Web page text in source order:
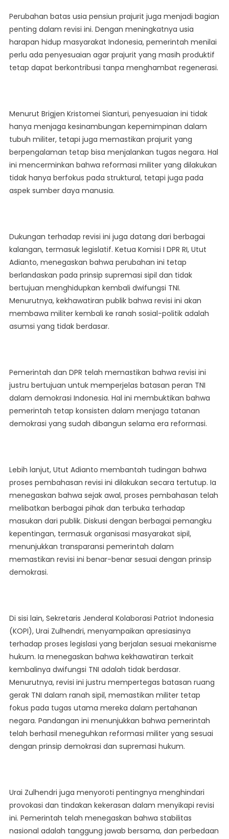
Perubahan batas usia pensiun prajurit juga menjadi bagian
penting dalam revisi ini. Dengan meningkatnya usia
harapan hidup masyarakat Indonesia, pemerintah menilai
perlu ada penyesuaian agar prajurit yang masih produktif
tetap dapat berkontribusi tanpa menghambat regenerasi.
Menurut Brigjen Kristomei Sianturi, penyesuaian ini tidak
hanya menjaga kesinambungan kepemimpinan dalam
tubuh militer, tetapi juga memastikan prajurit yang
berpengalaman tetap bisa menjalankan tugas negara. Hal
ini mencerminkan bahwa reformasi militer yang dilakukan
tidak hanya berfokus pada struktural, tetapi juga pada
aspek sumber daya manusia.
Dukungan terhadap revisi ini juga datang dari berbagai
kalangan, termasuk legislatif. Ketua Komisi I DPR RI, Utut
Adianto, menegaskan bahwa perubahan ini tetap
berlandaskan pada prinsip supremasi sipil dan tidak
bertujuan menghidupkan kembali dwifungsi TNI.
Menurutnya, kekhawatiran publik bahwa revisi ini akan
membawa militer kembali ke ranah sosial-politik adalah
asumsi yang tidak berdasar.
Pemerintah dan DPR telah memastikan bahwa revisi ini
justru bertujuan untuk memperjelas batasan peran TNI
dalam demokrasi Indonesia. Hal ini membuktikan bahwa
pemerintah tetap konsisten dalam menjaga tatanan
demokrasi yang sudah dibangun selama era reformasi.
Lebih lanjut, Utut Adianto membantah tudingan bahwa
proses pembahasan revisi ini dilakukan secara tertutup. Ia
menegaskan bahwa sejak awal, proses pembahasan telah
melibatkan berbagai pihak dan terbuka terhadap
masukan dari publik. Diskusi dengan berbagai pemangku
kepentingan, termasuk organisasi masyarakat sipil,
menunjukkan transparansi pemerintah dalam
memastikan revisi ini benar-benar sesuai dengan prinsip
demokrasi.
Di sisi lain, Sekretaris Jenderal Kolaborasi Patriot Indonesia
(KOPI), Urai Zulhendri, menyampaikan apresiasinya
terhadap proses legislasi yang berjalan sesuai mekanisme
hukum. Ia menegaskan bahwa kekhawatiran terkait
kembalinya dwifungsi TNI adalah tidak berdasar.
Menurutnya, revisi ini justru mempertegas batasan ruang
gerak TNI dalam ranah sipil, memastikan militer tetap
fokus pada tugas utama mereka dalam pertahanan
negara. Pandangan ini menunjukkan bahwa pemerintah
telah berhasil meneguhkan reformasi militer yang sesuai
dengan prinsip demokrasi dan supremasi hukum.
Urai Zulhendri juga menyoroti pentingnya menghindari
provokasi dan tindakan kekerasan dalam menyikapi revisi
ini. Pemerintah telah menegaskan bahwa stabilitas
nasional adalah tanggung jawab bersama, dan perbedaan